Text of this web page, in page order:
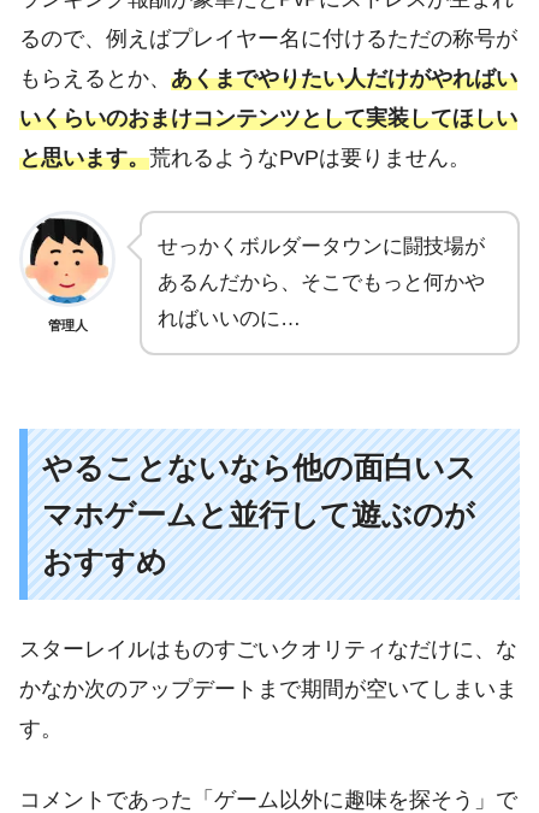
るので、例えばプレイヤー名に付けるただの称号が
もらえるとか、 あくまでやりたい人だけがやればい
いくらいのおまけコンテンツとして実装してほしい
と思います。荒れるようなPvPは要りません。
管理人
せっかくボルダータウンに闘技場が
あるんだから、そこでもっと何かや
ればいいのに…
やることないなら他の面白いス
マホゲームと並行して遊ぶのが
おすすめ
スターレイルはものすごいクオリティなだけに、な
かなか次のアップデートまで期間が空いてしまいま
す。
コメントであった「ゲーム以外に趣味を探そう」で